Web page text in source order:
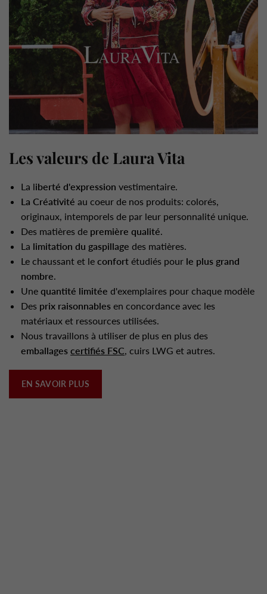
Les valeurs de Laura Vita
La liberté d'expression vestimentaire.
La Créativité au coeur de nos produits: colorés,
originaux, intemporels de par leur personnalité unique.
Des matières de première qualité.
La limitation du gaspillage des matières.
Le chaussant et le confort étudiés pour le plus grand
nombre.
Une quantité limitée d'exemplaires pour chaque modèle
Des prix raisonnables en concordance avec les
matériaux et ressources utilisées.
Nous travaillons à utiliser de plus en plus des
emballages certifiés FSC, cuirs LWG et autres.
EN SAVOIR PLUS